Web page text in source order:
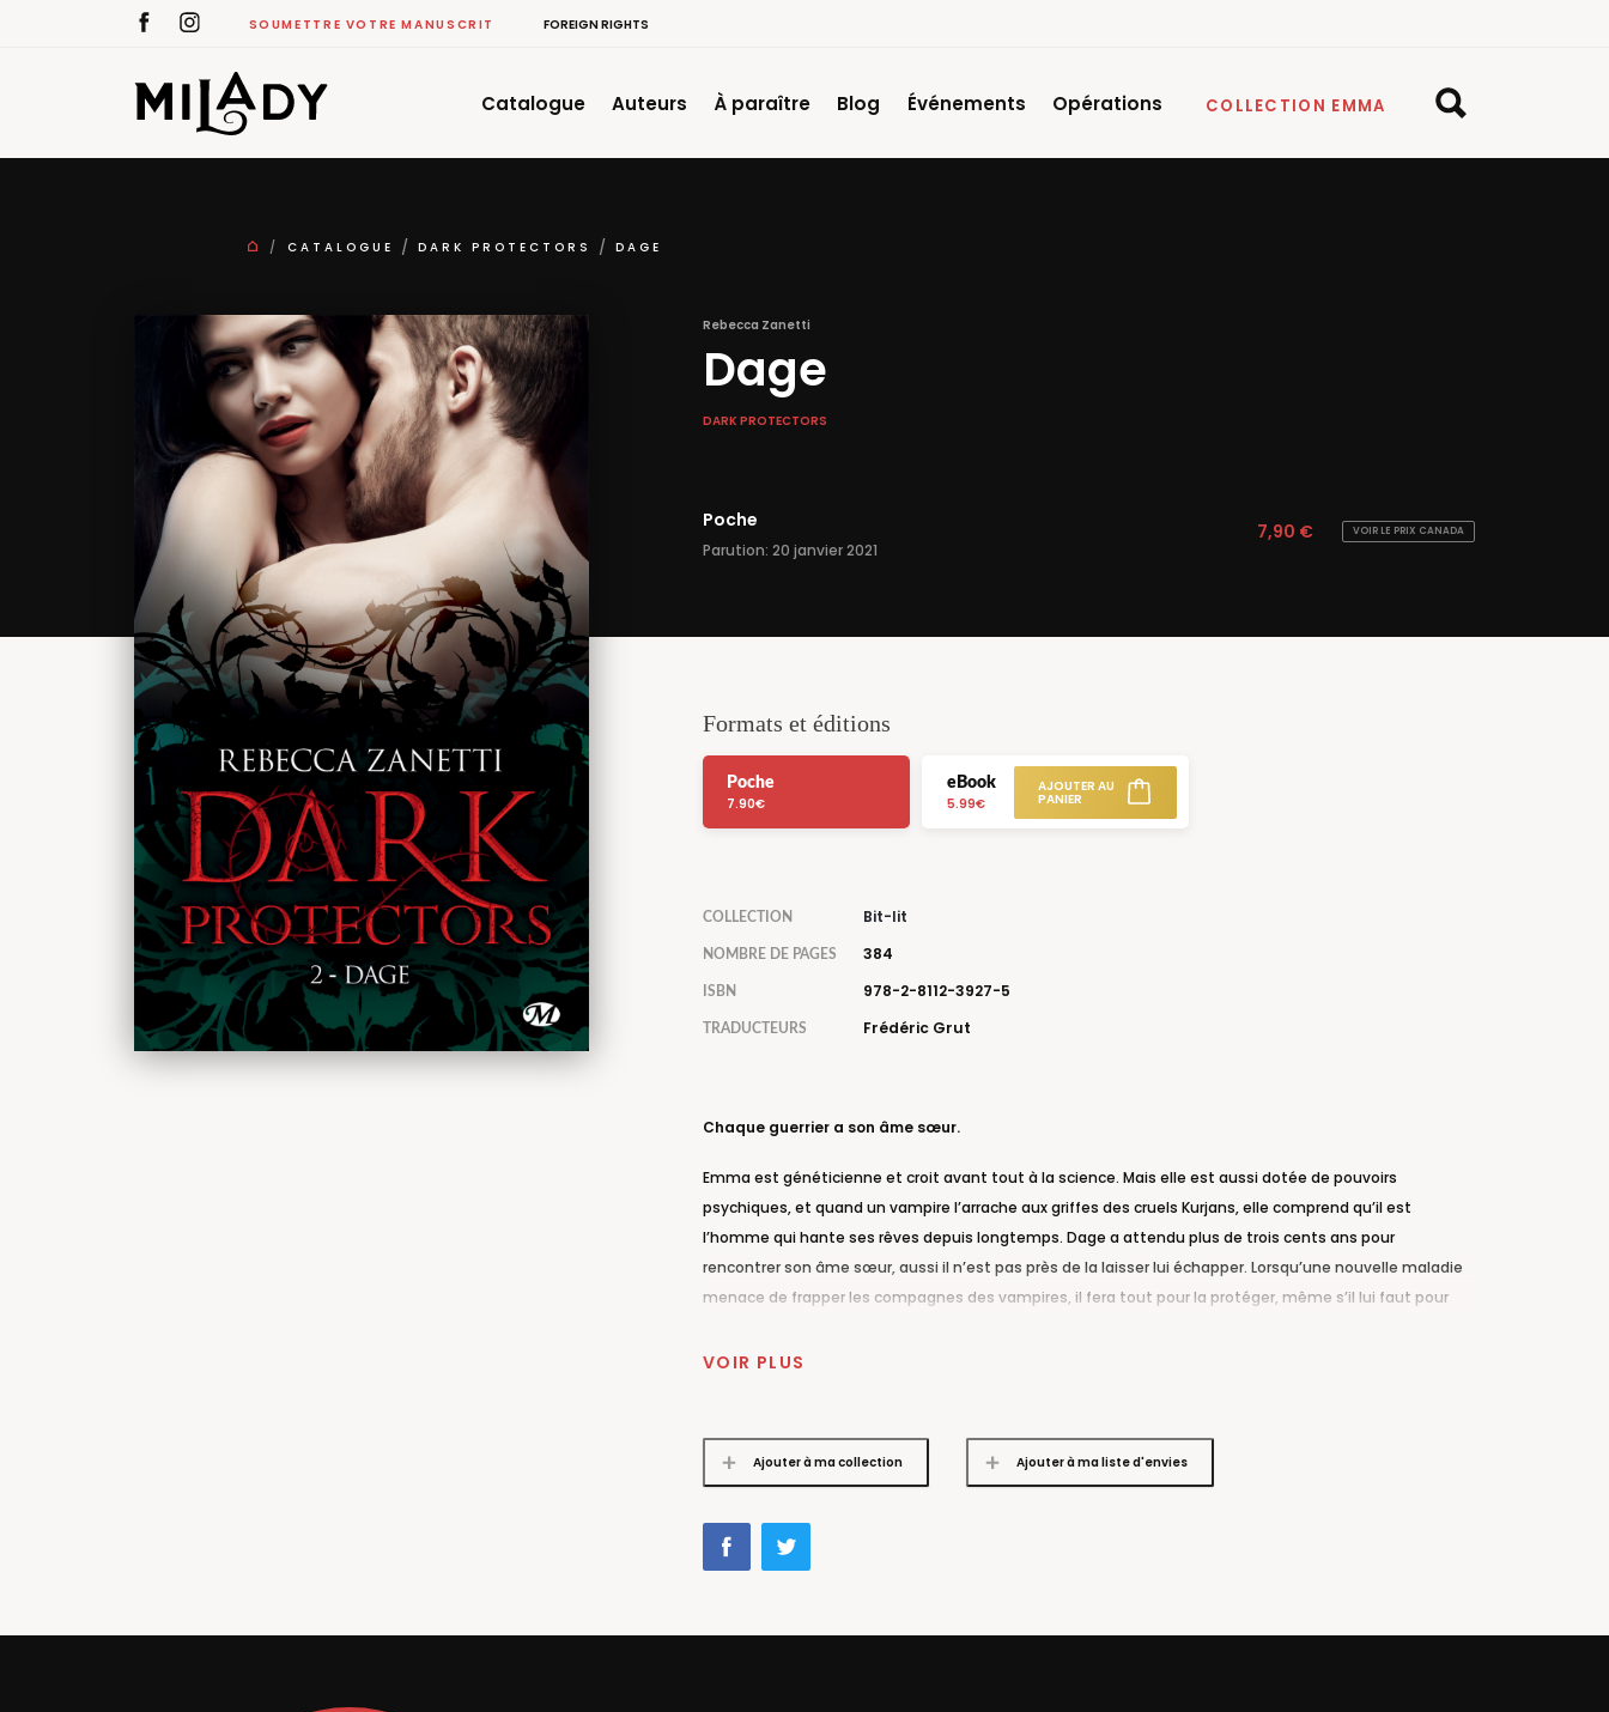
SOUMETTRE VOTRE MANUSCRIT FOREIGN RIGHTS
Catalogue Auteurs À paraître Blog Événements Opérations COLLECTION EMMA
CATALOGUE DARK PROTECTORS DAGE
Rebecca Zanetti
Dage
DARK PROTECTORS
Poche
Parution: 20 janvier 2021
7,90 € VOIR LE PRIX CANADA
Formats et éditions
Poche
7.90€
eBook
5.99€
COLLECTION Bit-lit
NOMBRE DE PAGES 384
ISBN 978-2-8112-3927-5
TRADUCTEURS Frédéric Grut
Chaque guerrier a son âme sœur.
Emma est généticienne et croit avant tout à la science. Mais elle est aussi dotée de pouvoirs
psychiques, et quand un vampire l’arrache aux griffes des cruels Kurjans, elle comprend qu’il est
l’homme qui hante ses rêves depuis longtemps. Dage a attendu plus de trois cents ans pour
rencontrer son âme sœur, aussi il n’est pas près de la laisser lui échapper. Lorsqu’une nouvelle maladie
menace de frapper les compagnes des vampires, il fera tout pour la protéger, même s’il lui faut pour
« Une romance paranormale sombre, intense et captivante. »
« Entraînant et sexy… Une excellente lecture. »
VOIR PLUS
Ajouter à ma collection Ajouter à ma liste d'envies